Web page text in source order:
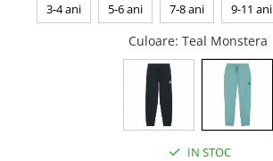
3-4 ani 5-6 ani 7-8 ani 9-11 ani
Culoare: Teal Monstera
IN STOC